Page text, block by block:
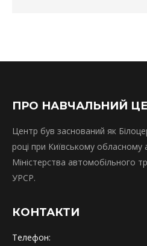
ПРО НАВЧАЛЬНИЙ
Центр був заснований як
році при Київському обласному
Міністерства автомобільного
УРСР.
КОНТАКТИ
Телефон: